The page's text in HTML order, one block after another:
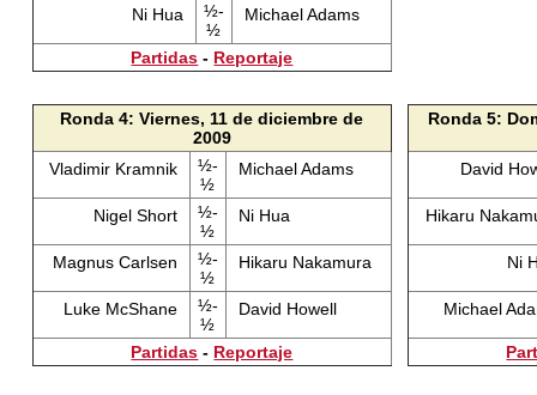
Ni Hua
½-
½
Michael Adams
Partidas - Reportaje
Ronda 4: Viernes, 11 de diciembre de
2009
Vladimir Kramnik
½-
½
Michael Adams
Nigel Short
½-
½
Ni Hua
Magnus Carlsen
½-
½
Hikaru Nakamura
Luke McShane
½-
½
David Howell
Partidas - Reportaje
Ronda 5:
David
Hikaru
Ni
Michael